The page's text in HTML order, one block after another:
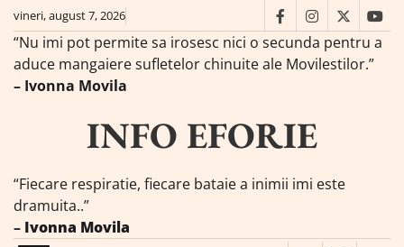
Skip
content
vineri, august 7, 2026 facebookinstagram
twitter
“Nu imi pot permite sa irosesc nici o secunda pentru a
aduce mangaiere sufletelor chinuite ale Movilestilor.”
– Ivonna Movila
INFO EFORIE
“Fiecare respiratie, fiecare bataie a inimii imi este
dramuita..”
– Ivonna Movila